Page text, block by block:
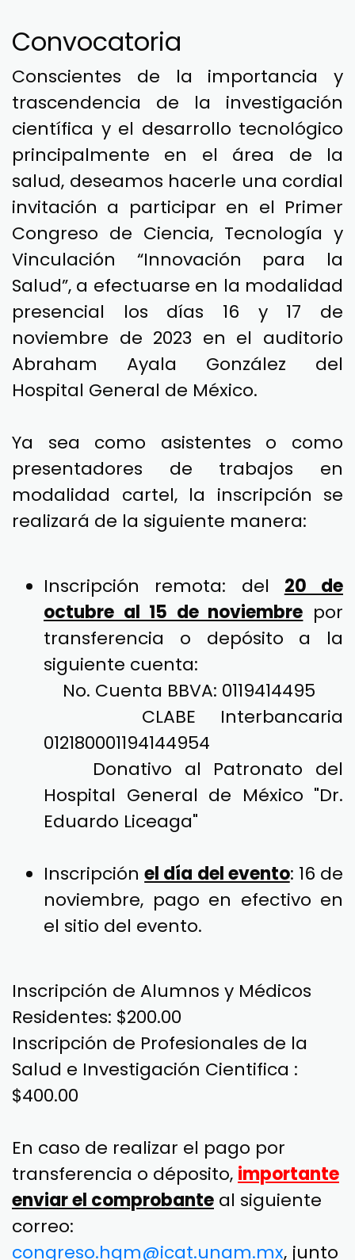
Convocatoria
Conscientes de la importancia y
trascendencia de la investigación
científica y el desarrollo tecnológico
principalmente en el área de la
salud, deseamos hacerle una cordial
invitación a participar en el Primer
Congreso de Ciencia, Tecnología y
Salud”, a efectuarse en la modalidad
presencial los días 16 y 17 de
noviembre de 2023 en el auditorio
Abraham Ayala González del
Ya sea como asistentes o como
presentadores de trabajos en
modalidad cartel, la inscripción se
realizará de la siguiente manera:
Inscripción remota: del
octubre al 15 de noviembre por
transferencia o depósito a la
siguiente cuenta:
CLABE Interbancaria
012180001194144954
Donativo al Patronato del
Eduardo Liceaga"
Inscripciónel día del evento : 16 de
noviembre, pago en efectivo en
el sitio del evento.
Inscripción de Alumnos y Médicos
Residentes: $200.00
Inscripción de Profesionales de la
Salud e Investigación Cientifica :